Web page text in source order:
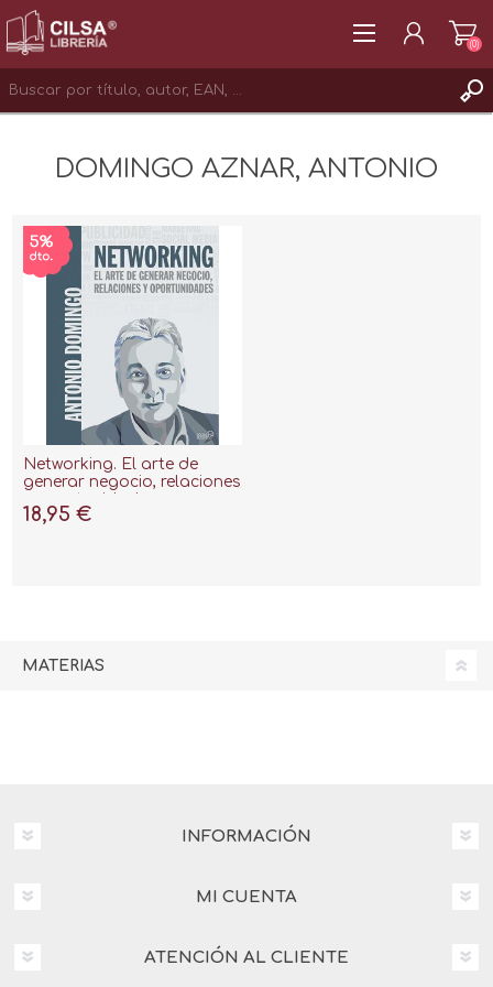
INICIAR SESIÓN
(0)
DOMINGO AZNAR, ANTONIO
Networking. El arte de
generar negocio, relaciones
18,95 €
MATERIAS
INFORMACIÓN
MI CUENTA
ATENCIÓN AL CLIENTE